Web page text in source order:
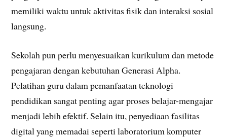
memiliki waktu untuk aktivitas fisik dan interaksi sosial
langsung.
Sekolah pun perlu menyesuaikan kurikulum dan metode
pengajaran dengan kebutuhan Generasi Alpha.
Pelatihan guru dalam pemanfaatan teknologi
pendidikan sangat penting agar proses belajar-mengajar
menjadi lebih efektif. Selain itu, penyediaan fasilitas
digital yang memadai seperti laboratorium komputer